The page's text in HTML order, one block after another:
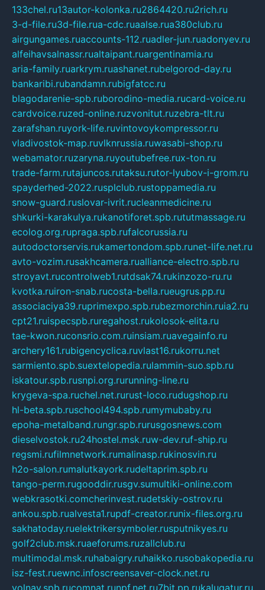
133chel.ru13autor-kolonka.ru2864420.ru2rich.ru
3-d-file.ru3d-file.rua-cdc.ruaalse.rua380club.ru
airgungames.ruaccounts-112.ruadler-jun.ruadonyev.ru
alfeihavsalnassr.rualtaipant.ruargentinamia.ru
aria-family.ruarkrym.ruashanet.rubelgorod-day.ru
bankaribi.rubandamn.rubigfatcc.ru
blagodarenie-spb.ruborodino-media.rucard-voice.ru
cardvoice.ruzed-online.ruzvonitut.ruzebra-tlt.ru
zarafshan.ruyork-life.ruvintovoykompressor.ru
vladivostok-map.ruvlknrussia.ruwasabi-shop.ru
webamator.ruzaryna.ruyoutubefree.rux-ton.ru
trade-farm.rutajuncos.rutaksu.rutor-lyubov-i-grom.ru
spayderhed-2022.rusplclub.rustoppamedia.ru
snow-guard.ruslovar-ivrit.rucleanmedicine.ru
shkurki-karakulya.rukanotiforet.spb.rututmassage.ru
ecolog.org.rupraga.spb.rufalcorussia.ru
autodoctorservis.rukamertondom.spb.runet-life.net.ru
avto-vozim.rusakhcamera.rualliance-electro.spb.ru
stroyavt.rucontrolweb1.rutdsak74.rukinzozo-ru.ru
kvotka.ruiron-snab.rucosta-bella.rueugrus.pp.ru
associaciya39.ruprimexpo.spb.rubezmorchin.ruia2.ru
cpt21.ruispecspb.ruregahost.rukolosok-elita.ru
tae-kwon.ruconsrio.com.ruinsiam.ruavegainfo.ru
archery161.rubigencyclica.ruvlast16.rukorru.net
sarmiento.spb.suextelopedia.rulammin-suo.spb.ru
iskatour.spb.rusnpi.org.rurunning-line.ru
krygeva-spa.ruchel.net.rurust-loco.rudugshop.ru
hl-beta.spb.ruschool494.spb.rumymubaby.ru
epoha-metalband.rungr.spb.rurusgosnews.com
dieselvostok.ru24hostel.msk.ruw-dev.ruf-ship.ru
regsmi.rufilmnetwork.rumalinasp.rukinosvin.ru
h2o-salon.rumalutkayork.rudeltaprim.spb.ru
tango-perm.rugooddir.rusgv.sumultiki-online.com
webkrasotki.comcherinvest.rudetskiy-ostrov.ru
ankou.spb.rualvesta1.rupdf-creator.runix-files.org.ru
sakhatoday.ruelektrikersymboler.rusputnikyes.ru
golf2club.msk.ruaeforums.ruzallclub.ru
multimodal.msk.ruhabaigry.ruhaikko.rusobakopedia.ru
isz-fest.ruewnc.infoscreensaver-clock.net.ru
volnav.spb.rucomnat.runpf.net.ru7bit.pp.rukalugatur.ru